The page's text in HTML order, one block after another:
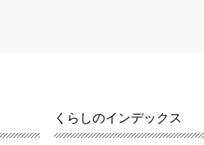
くらしのインデックス